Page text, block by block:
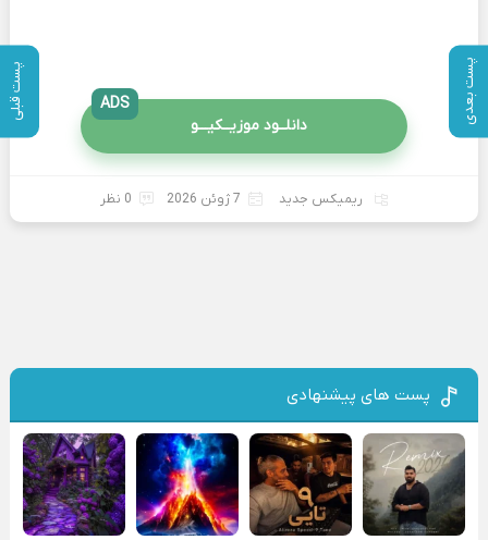
پست بعدی پست قبلی
دانلــود موزیــکیـــو
ADS
ریمیکس جدید 7 ژوئن 2026 0 نظر
پست های پیشنهادی